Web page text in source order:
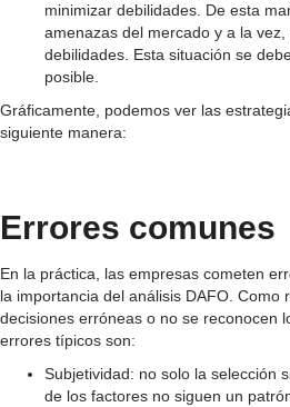
minimizar debilidades. De esta
amenazas del mercado y a la
debilidades. Esta situación se
posible.
Gráficamente, podemos ver las
siguiente manera:
Errores comunes
En la práctica, las empresas cometen
la importancia del análisis DAFO. Como
decisiones erróneas o no se reconocen
errores típicos son:
Subjetividad: no solo la selección
de los factores no siguen un